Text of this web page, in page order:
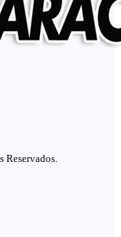
Reservados.